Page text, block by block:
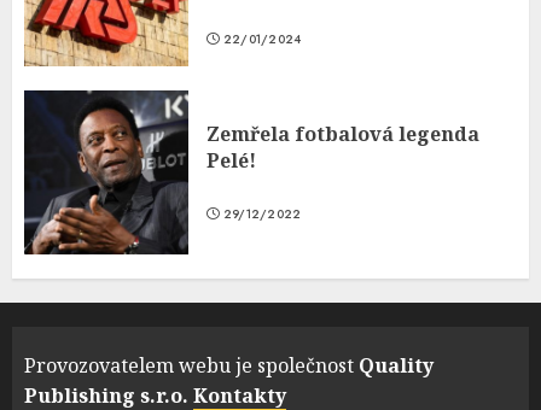
22/01/2024
Zemřela fotbalová legenda
Pelé!
29/12/2022
Provozovatelem webu je společnost Quality
Publishing s.r.o. Kontakty